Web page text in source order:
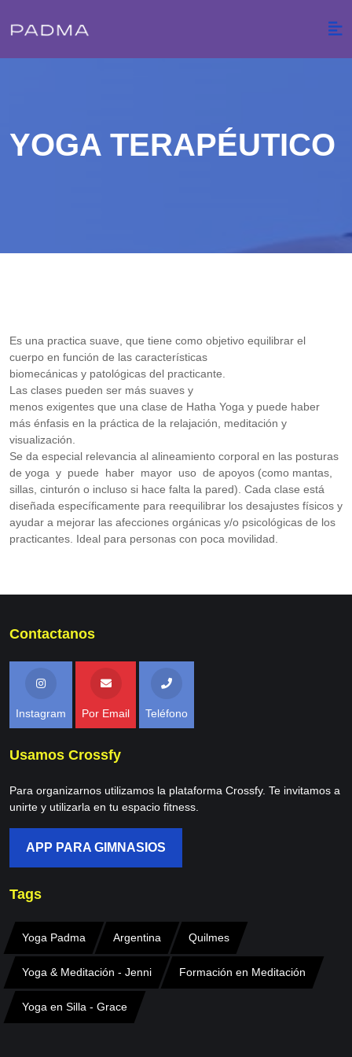
YOGA TERAPÉUTICO
Es una practica suave, que tiene como objetivo equilibrar el
cuerpo en función de las características
biomecánicas y patológicas del practicante.
Las clases pueden ser más suaves y
menos exigentes que una clase de Hatha Yoga y puede haber
más énfasis en la práctica de la relajación, meditación y
visualización.
Se da especial relevancia al alineamiento corporal en las posturas
de yoga y puede haber mayor uso de apoyos (como mantas,
sillas, cinturón o incluso si hace falta la pared). Cada clase está
diseñada específicamente para reequilibrar los desajustes físicos y
ayudar a mejorar las afecciones orgánicas y/o psicológicas de los
practicantes. Ideal para personas con poca movilidad.
Contactanos
Instagram Por Email Teléfono
Usamos Crossfy
Para organizarnos utilizamos la plataforma Crossfy. Te invitamos a
unirte y utilizarla en tu espacio fitness.
APP PARA GIMNASIOS
Tags
Yoga Padma Argentina Quilmes
Yoga & Meditación - Jenni Formación en Meditación
Yoga en Silla - Grace